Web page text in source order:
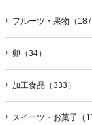
フルーツ・果物（187
卵（34）
加工食品（333）
スイーツ・お菓子（